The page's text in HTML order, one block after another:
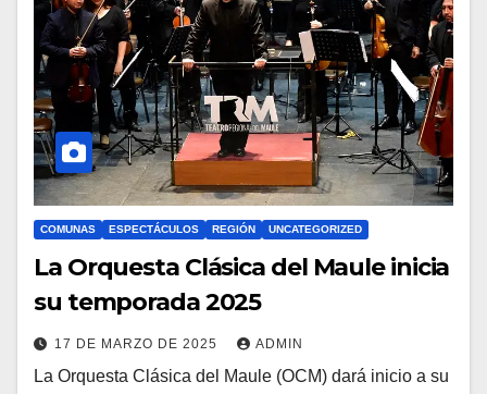
COMUNAS ESPECTÁCULOS REGIÓN UNCATEGORIZED
La Orquesta Clásica del Maule inicia
su temporada 2025
17 DE MARZO DE 2025 ADMIN
La Orquesta Clásica del Maule (OCM) dará inicio a su